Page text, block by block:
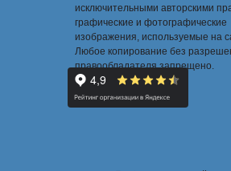
исключительными авторскими
графические и фотографические
изображения, используемые на
Любое копирование без
правообладателя запрещено.